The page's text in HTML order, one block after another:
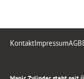
KontaktImpressumAGB